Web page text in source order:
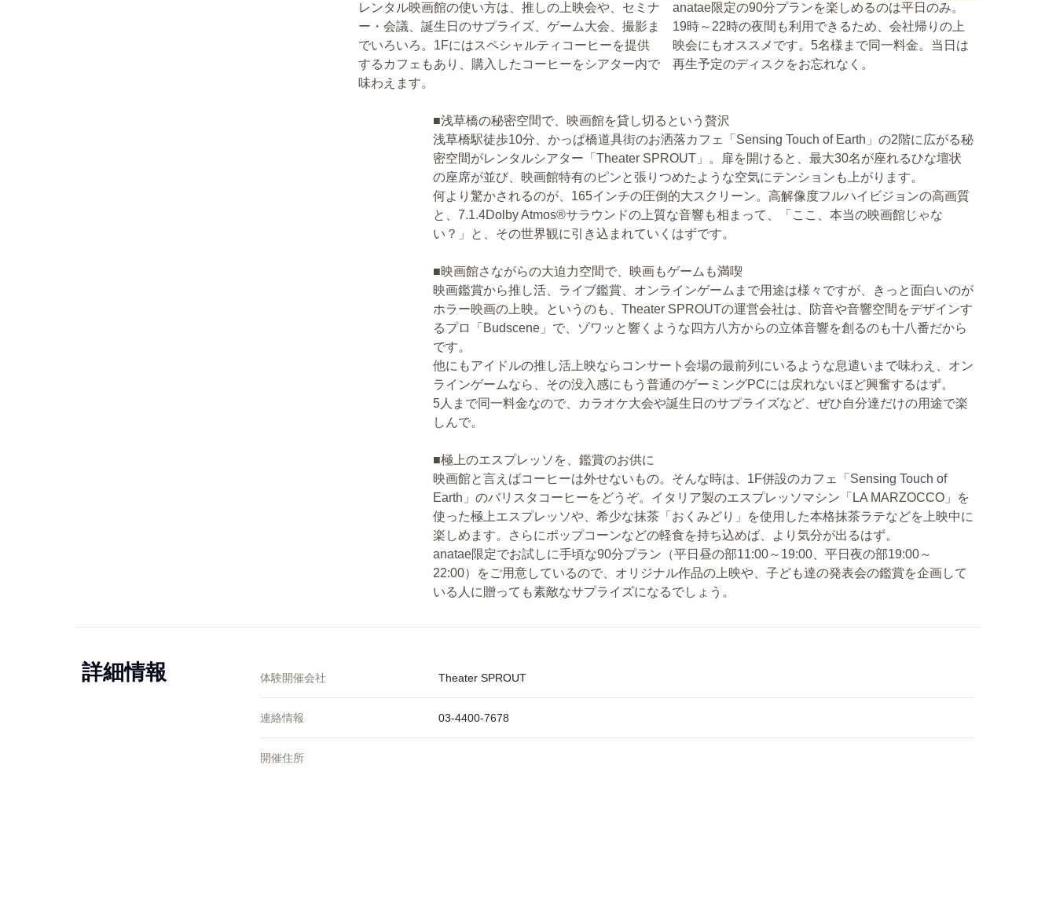
レンタル映画館の使い方は、推しの上映会や、セミナ
ー・会議、誕生日のサプライズ、ゲーム大会、撮影ま
でいろいろ。1Fにはスペシャルティコーヒーを提供
するカフェもあり、購入したコーヒーをシアター内で
味わえます。
anatae限定の90分プランを楽しめるのは平日のみ。
19時～22時の夜間も利用できるため、会社帰りの上
映会にもオススメです。5名様まで同一料金。当日は
再生予定のディスクをお忘れなく。
■浅草橋の秘密空間で、映画館を貸し切るという贅沢
浅草橋駅徒歩10分、かっぱ橋道具街のお洒落カフェ「Sensing Touch of Earth」の2階に広がる秘
密空間がレンタルシアター「Theater SPROUT」。扉を開けると、最大30名が座れるひな壇状
の座席が並び、映画館特有のピンと張りつめたような空気にテンションも上がります。
何より驚かされるのが、165インチの圧倒的大スクリーン。高解像度フルハイビジョンの高画質
と、7.1.4Dolby Atmos®サラウンドの上質な音響も相まって、「ここ、本当の映画館じゃな
い？」と、その世界観に引き込まれていくはずです。
■映画館さながらの大迫力空間で、映画もゲームも満喫
映画鑑賞から推し活、ライブ鑑賞、オンラインゲームまで用途は様々ですが、きっと面白いのが
ホラー映画の上映。というのも、Theater SPROUTの運営会社は、防音や音響空間をデザインす
るプロ「Budscene」で、ゾワッと響くような四方八方からの立体音響を創るのも十八番だから
です。
他にもアイドルの推し活上映ならコンサート会場の最前列にいるような息遣いまで味わえ、オン
ラインゲームなら、その没入感にもう普通のゲーミングPCには戻れないほど興奮するはず。
5人まで同一料金なので、カラオケ大会や誕生日のサプライズなど、ぜひ自分達だけの用途で楽
しんで。
■極上のエスプレッソを、鑑賞のお供に
映画館と言えばコーヒーは外せないもの。そんな時は、1F併設のカフェ「Sensing Touch of
Earth」のバリスタコーヒーをどうぞ。イタリア製のエスプレッソマシン「LA MARZOCCO」を
使った極上エスプレッソや、希少な抹茶「おくみどり」を使用した本格抹茶ラテなどを上映中に
楽しめます。さらにポップコーンなどの軽食を持ち込めば、より気分が出るはず。
anatae限定でお試しに手頃な90分プラン（平日昼の部11:00～19:00、平日夜の部19:00～
22:00）をご用意しているので、オリジナル作品の上映や、子ども達の発表会の鑑賞を企画して
いる人に贈っても素敵なサプライズになるでしょう。
詳細情報 体験開催会社 Theater SPROUT
連絡情報 03-4400-7678
開催住所